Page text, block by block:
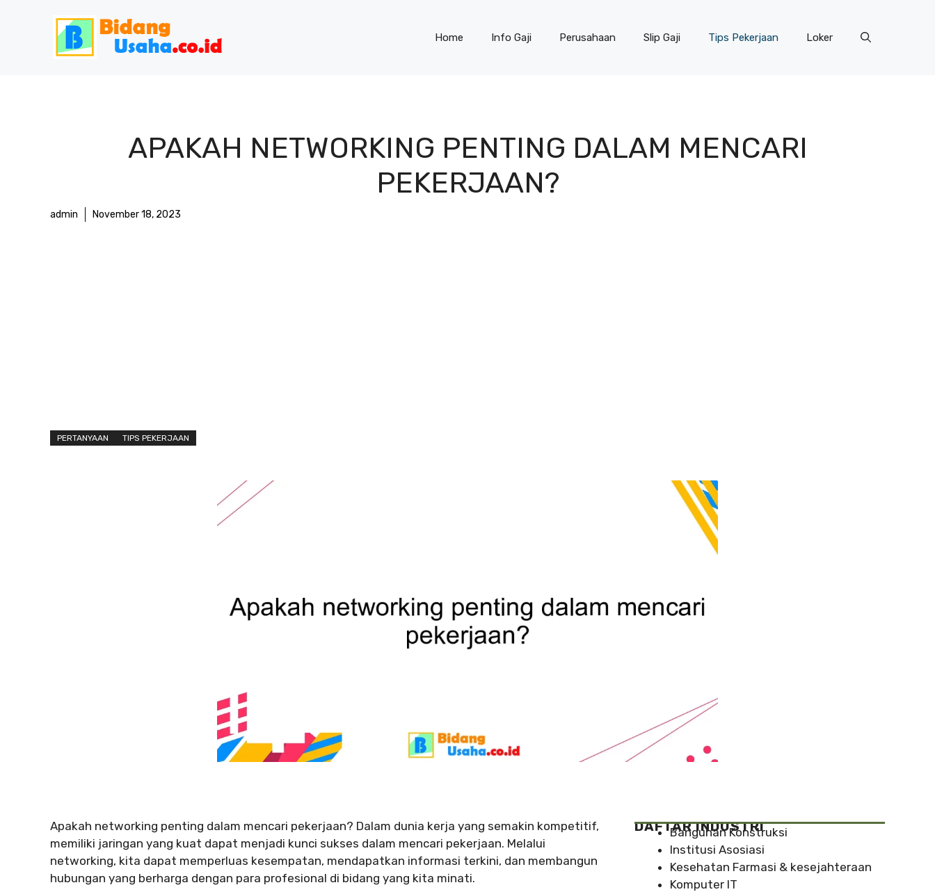
Home Info Gaji Perusahaan Slip Gaji Tips Pekerjaan Loker
APAKAH NETWORKING PENTING DALAM MENCARI
PEKERJAAN?
admin November 18, 2023
PERTANYAAN TIPS PEKERJAAN
Apakah networking penting dalam mencari pekerjaan? Dalam dunia kerja yang semakin kompetitif,
memiliki jaringan yang kuat dapat menjadi kunci sukses dalam mencari pekerjaan. Melalui
networking, kita dapat memperluas kesempatan, mendapatkan informasi terkini, dan membangun
hubungan yang berharga dengan para profesional di bidang yang kita minati.
DAFTAR INDUSTRI
Bangunan Konstruksi
Institusi Asosiasi
Kesehatan Farmasi & kesejahteraan
Komputer IT